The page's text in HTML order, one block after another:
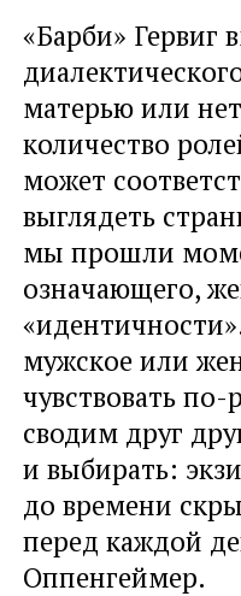
«Барби» Гервиг
матерью или
количество
может
выглядеть
мы прошли
означающего,
мужское или
чувствовать
сводим друг
и выбирать:
до времени
перед каждой
Оппенгеймер.